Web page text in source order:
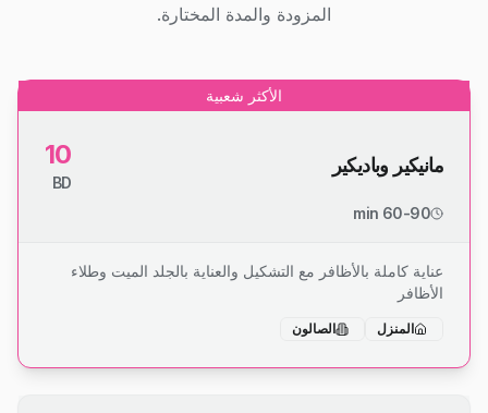
المزودة والمدة المختارة.
الأكثر شعبية
مانيكير وباديكير 10
BD
60-90 min
عناية كاملة بالأظافر مع التشكيل والعناية بالجلد الميت وطلاء
الأظافر
المنزل الصالون